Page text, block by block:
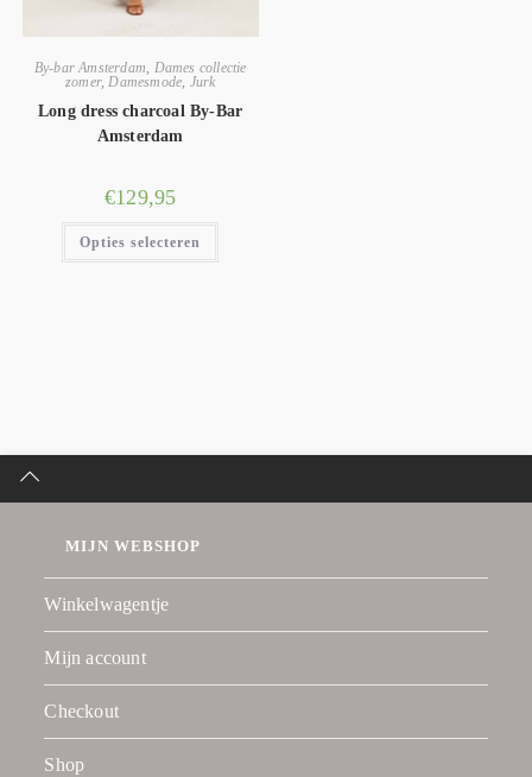
By-bar Amsterdam
Dames collectie
zomer, Damesmode Jurk
Long dress charcoal By-Bar
Amsterdam
€129,95
Opties selecteren
MIJN WEBSHOP
Winkelwagentje
Mijn account
Checkout
Shop